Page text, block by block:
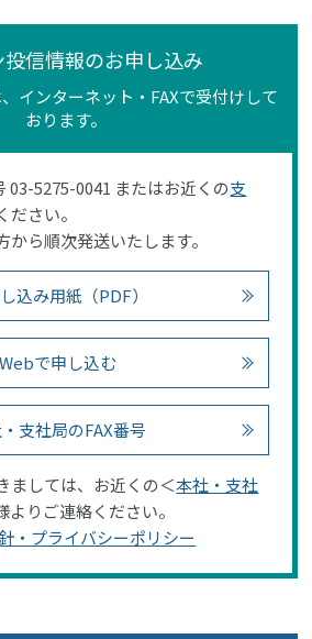
投信情報のお申し込み
インターネット・FAXで受付けして
おります。
03-5275-0041 またはお近くの支
ださい。
ら順次発送いたします。
込み用紙（PDF）
Webで申し込む
支社局のFAX番号
ましては、お近くの＜本社・支社
よりご連絡ください。
・プライバシーポリシー